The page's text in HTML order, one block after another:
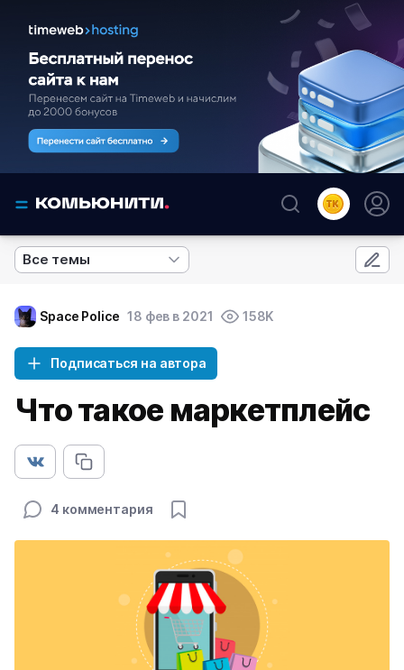
Все темы
Space Police 18 фев в 2021 158K
Подписаться на автора
Что такое маркетплейс
4 комментария